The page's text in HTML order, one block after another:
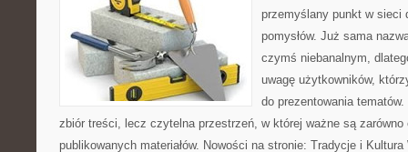
przemyślany punkt w sieci
pomysłów. Już sama
czymś niebanalnym,
uwagę użytkowników,
do prezentowania
zbiór treści, lecz czytelna przestrzeń, w której ważne są
publikowanych materiałów. Nowości na stronie: Tradycje i